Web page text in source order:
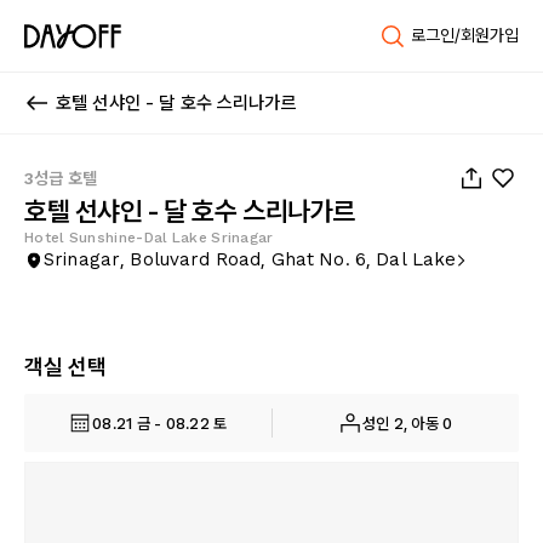
로그인/회원가입
호텔 선샤인 - 달 호수 스리나가르
3성급 호텔
호텔 선샤인 - 달 호수 스리나가르
Hotel Sunshine-Dal Lake Srinagar
Srinagar, Boluvard Road, Ghat No. 6, Dal Lake
객실 선택
08.21 금 - 08.22 토 성인 2, 아동 0